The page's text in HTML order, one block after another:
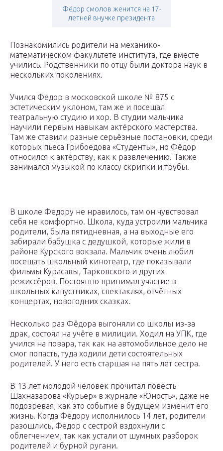
Фёдор смолов женится на 17-
летней внучке президента
Познакомились родители на механико-
математическом факультете института, где вместе
учились. Родственники по отцу были доктора наук в
нескольких поколениях.
Учился Фёдор в московской школе № 875 с
эстетическим уклоном, там же и посещал
театральную студию и хор. В студии мальчика
научили первым навыкам актёрского мастерства.
Там же ставили разные серьёзные постановки, среди
которых пьеса Грибоедова «Студенты», но Фёдор
относился к актёрству, как к развлечению. Также
занимался музыкой по классу скрипки и трубы.
В школе Фёдору не нравилось, там он чувствовал
себя не комфортно. Школа, куда устроили мальчика
родители, была пятидневная, а на выходные его
забирали бабушка с дедушкой, которые жили в
районе Курского вокзала. Мальчик очень любил
посещать школьный кинотеатр, где показывали
фильмы Курасавы, Тарковского и других
режиссёров. Постоянно принимал участие в
школьных капустниках, спектаклях, отчётных
концертах, новогодних сказках.
Несколько раз Фёдора выгоняли со школы из-за
драк, состоял на учёте в милиции. Ходил на УПК, где
учился на повара, так как на автомобильное дело не
смог попасть, туда ходили дети состоятельных
родителей. У него есть старшая на пять лет сестра.
В 13 лет молодой человек прочитал повесть
Шахназарова «Курьер» в журнале «Юность», даже не
подозревая, как это событие в будущем изменит его
жизнь. Когда Фёдору исполнилось 14 лет, родители
разошлись, Фёдор с сестрой вздохнули с
облегчением, так как устали от шумных разборок
родителей и бурной ругани.